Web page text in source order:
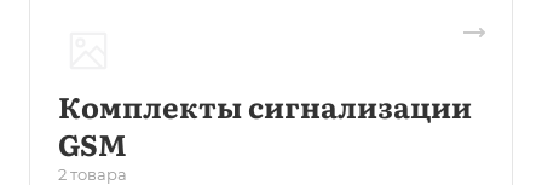
Комплекты сигнализации
GSM
2 товара